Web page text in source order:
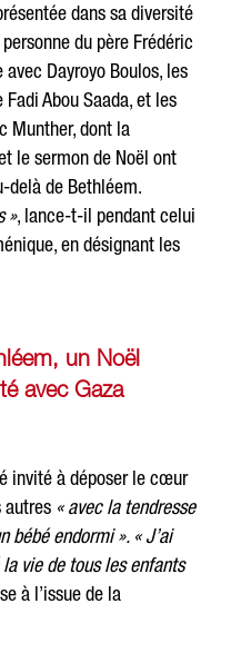
dans sa diversité
du père Frédéric
Dayroyo Boulos, les
Abou Saada, et les
Munther, dont la
le sermon de Noël ont
delà de Bethléem.
», lance-t-il pendant celui
en désignant les
un Noël
avec Gaza
invité à déposer le cœur
autres « avec la tendresse
bébé endormi ». « J’ai
vie de tous les enfants
à l’issue de la